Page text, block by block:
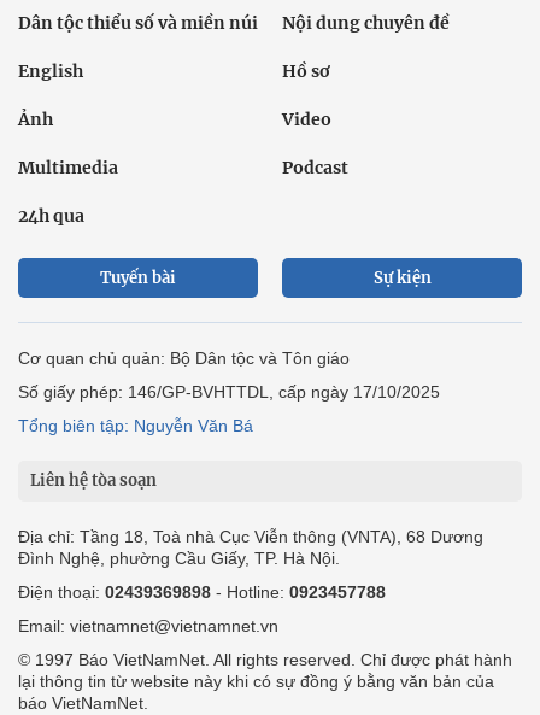
Dân tộc thiểu số và miền núi Nội dung chuyên đề
English Hồ sơ
Ảnh Video
Multimedia Podcast
24h qua
Tuyến bài Sự kiện
Cơ quan chủ quản: Bộ Dân tộc và Tôn giáo
Số giấy phép: 146/GP-BVHTTDL, cấp ngày 17/10/2025
Tổng biên tập: Nguyễn Văn Bá
Liên hệ tòa soạn
Địa chỉ: Tầng 18, Toà nhà Cục Viễn thông (VNTA), 68 Dương
Đình Nghệ, phường Cầu Giấy, TP. Hà Nội.
Điện thoại: 02439369898 - Hotline: 0923457788
Email: vietnamnet@vietnamnet.vn
© 1997 Báo VietNamNet. All rights reserved. Chỉ được phát hành
lại thông tin từ website này khi có sự đồng ý bằng văn bản của
báo VietNamNet.